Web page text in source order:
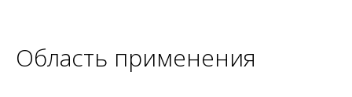
Область применения